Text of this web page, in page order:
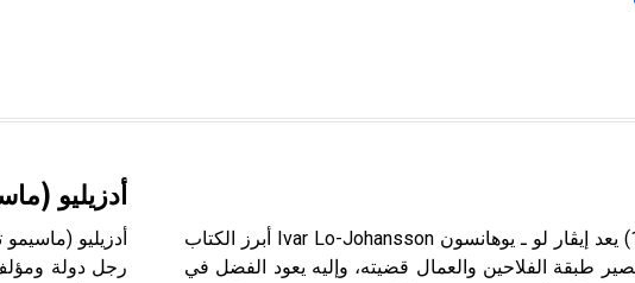
لو ـ يوهانسون (إيڤار ـ) (1901ـ 1991) يعد إيڤار لو ـ يوهانسون Ivar Lo-Johansson أبرز الكتاب
طبقة الفلاحين والعمال قضيته، وإليه يعود الفضل في
أدزيليو